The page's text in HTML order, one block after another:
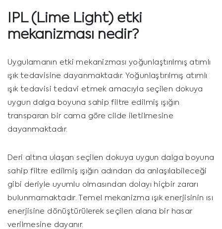
IPL (Lime Light) etki
mekanizması nedir?
Uygulamanın etki mekanizması yoğunlaştırılmış atımlı
ışık tedavisine dayanmaktadır. Yoğunlaştırılmış atımlı
ışık tedavisi tedavi etmek amacıyla seçilen dokuya
uygun dalga boyuna sahip filtre edilmiş ışığın
transparan bir cama göre cilde iletilmesine
dayanmaktadır.
Deri altına ulaşan seçilen dokuya uygun dalga boyuna
sahip filtre edilmiş ışığın adından da anlaşılabileceği
gibi deriyle uyumlu olmasından dolayı hiçbir zararı
bulunmamaktadır. Temel mekanizma ışık enerjisinin ısı
enerjisine dönüştürülerek seçilen alana bir hasar
verilmesine dayanır.